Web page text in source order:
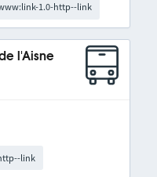
1.0-http--link
l'Aisne
link